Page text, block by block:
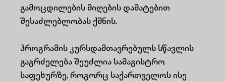
გამოცდილების მიღების დამატებით
შესაძლებლობას ქმნის.
პროგრამის კურსდამთავრებულს სწავლის
გაგრძელება შეუძლია სამაგისტრო
საფეხურზე, როგორც საქართველოს ისე